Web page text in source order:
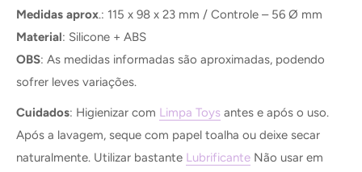
Medidas aprox.: 115 x 98 x 23 mm / Controle – 56 Ø mm
Material: Silicone + ABS
OBS: As medidas informadas são aproximadas, podendo
sofrer leves variações.
Cuidados: Higienizar com Limpa Toys antes e após o uso.
Após a lavagem, seque com papel toalha ou deixe secar
naturalmente. Utilizar bastante Lubrificante Não usar em